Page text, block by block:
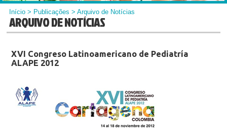
Início > Publicações > Arquivo de Notícias
ARQUIVO DE NOTÍCIAS
XVI Congreso Latinoamericano de Pediatría
ALAPE 2012